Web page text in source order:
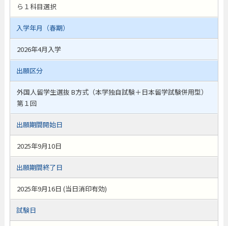
ら１科目選択
入学年月（春期）
2026年4月入学
出願区分
外国人留学生選抜 B方式（本学独自試験＋日本留学試験併用型）
第１回
出願期間開始日
2025年9月10日
出願期間終了日
2025年9月16日 (当日消印有効)
試験日